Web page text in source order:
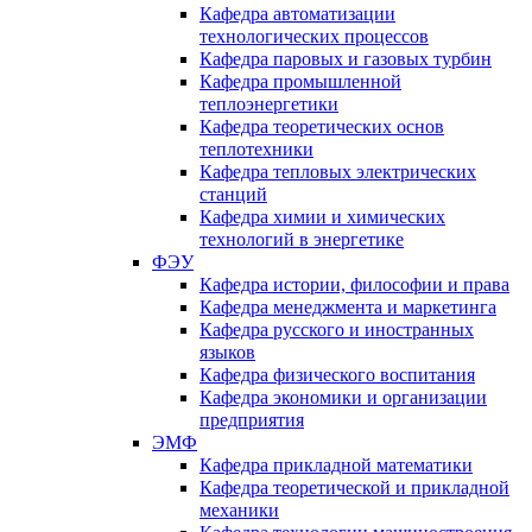
Кафедра автоматизации
технологических процессов
Кафедра паровых и газовых турбин
Кафедра промышленной
теплоэнергетики
Кафедра теоретических основ
теплотехники
Кафедра тепловых электрических
станций
Кафедра химии и химических
технологий в энергетике
ФЭУ
Кафедра истории, философии и права
Кафедра менеджмента и маркетинга
Кафедра русского и иностранных
языков
Кафедра физического воспитания
Кафедра экономики и организации
предприятия
ЭМФ
Кафедра прикладной математики
Кафедра теоретической и прикладной
механики